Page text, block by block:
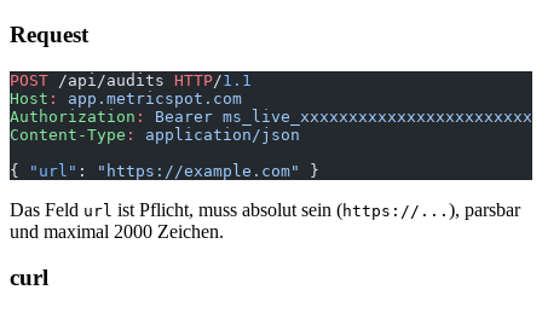
Request
POST /api/audits HTTP/1.1
Host :
app.metricspot.com
Authorization :
Bearer ms_live_xxxxxxxxxxxxxxxxxxxxxxxx
Content-Type :
application/json
{
"url" : "https://example.com" }
Das Feld url ist Pflicht, muss absolut sein (https://... ), parsbar
und maximal 2000 Zeichen.
curl